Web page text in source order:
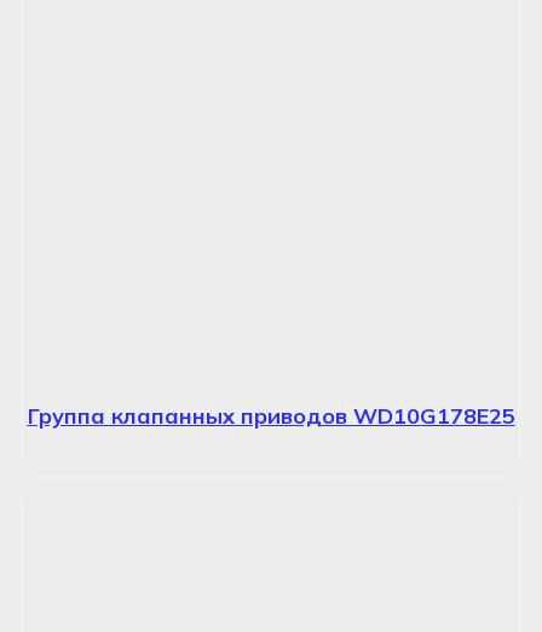
Группа клапанных приводов WD10G178E25